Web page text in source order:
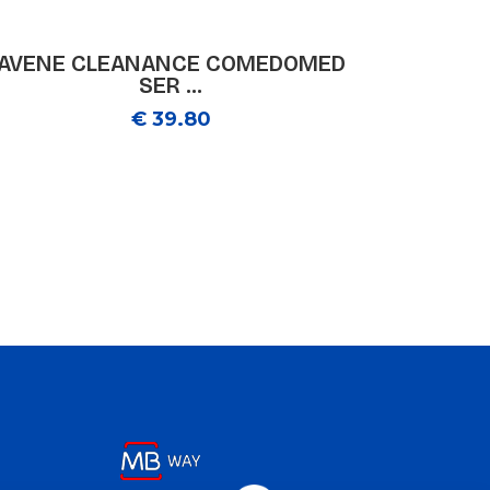
CLEANANCE COMEDOMED
SER ...
€ 39.80